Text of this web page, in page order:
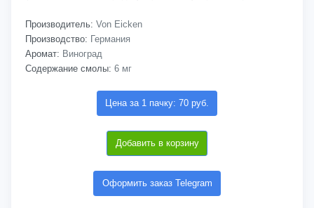
Производитель: Von Eicken
Производство: Германия
Аромат: Виноград
Содержание смолы: 6 мг
Цена за 1 пачку: 70 руб.
Добавить в корзину
Оформить заказ Telegram